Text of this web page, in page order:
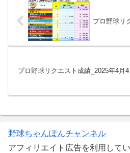
プロ野球リ
プロ野球リクエスト成績_2025年4月4
野球ちゃんぽんチャンネル
アフィリエイト広告を利用してい